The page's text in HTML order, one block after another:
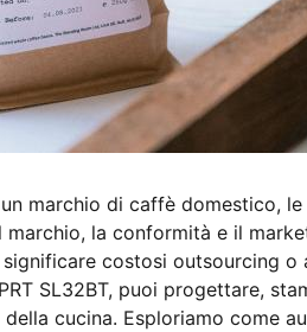
marchio di caffè domestico,
la conformità e il
costosi outsourcing
SL32BT, puoi progettare,
cucina. Esploriamo come